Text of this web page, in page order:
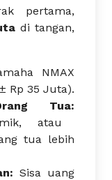
pertama,
di tangan,
NMAX
Rp 35 Juta).
Tua:
atau
tua lebih
Sisa uang